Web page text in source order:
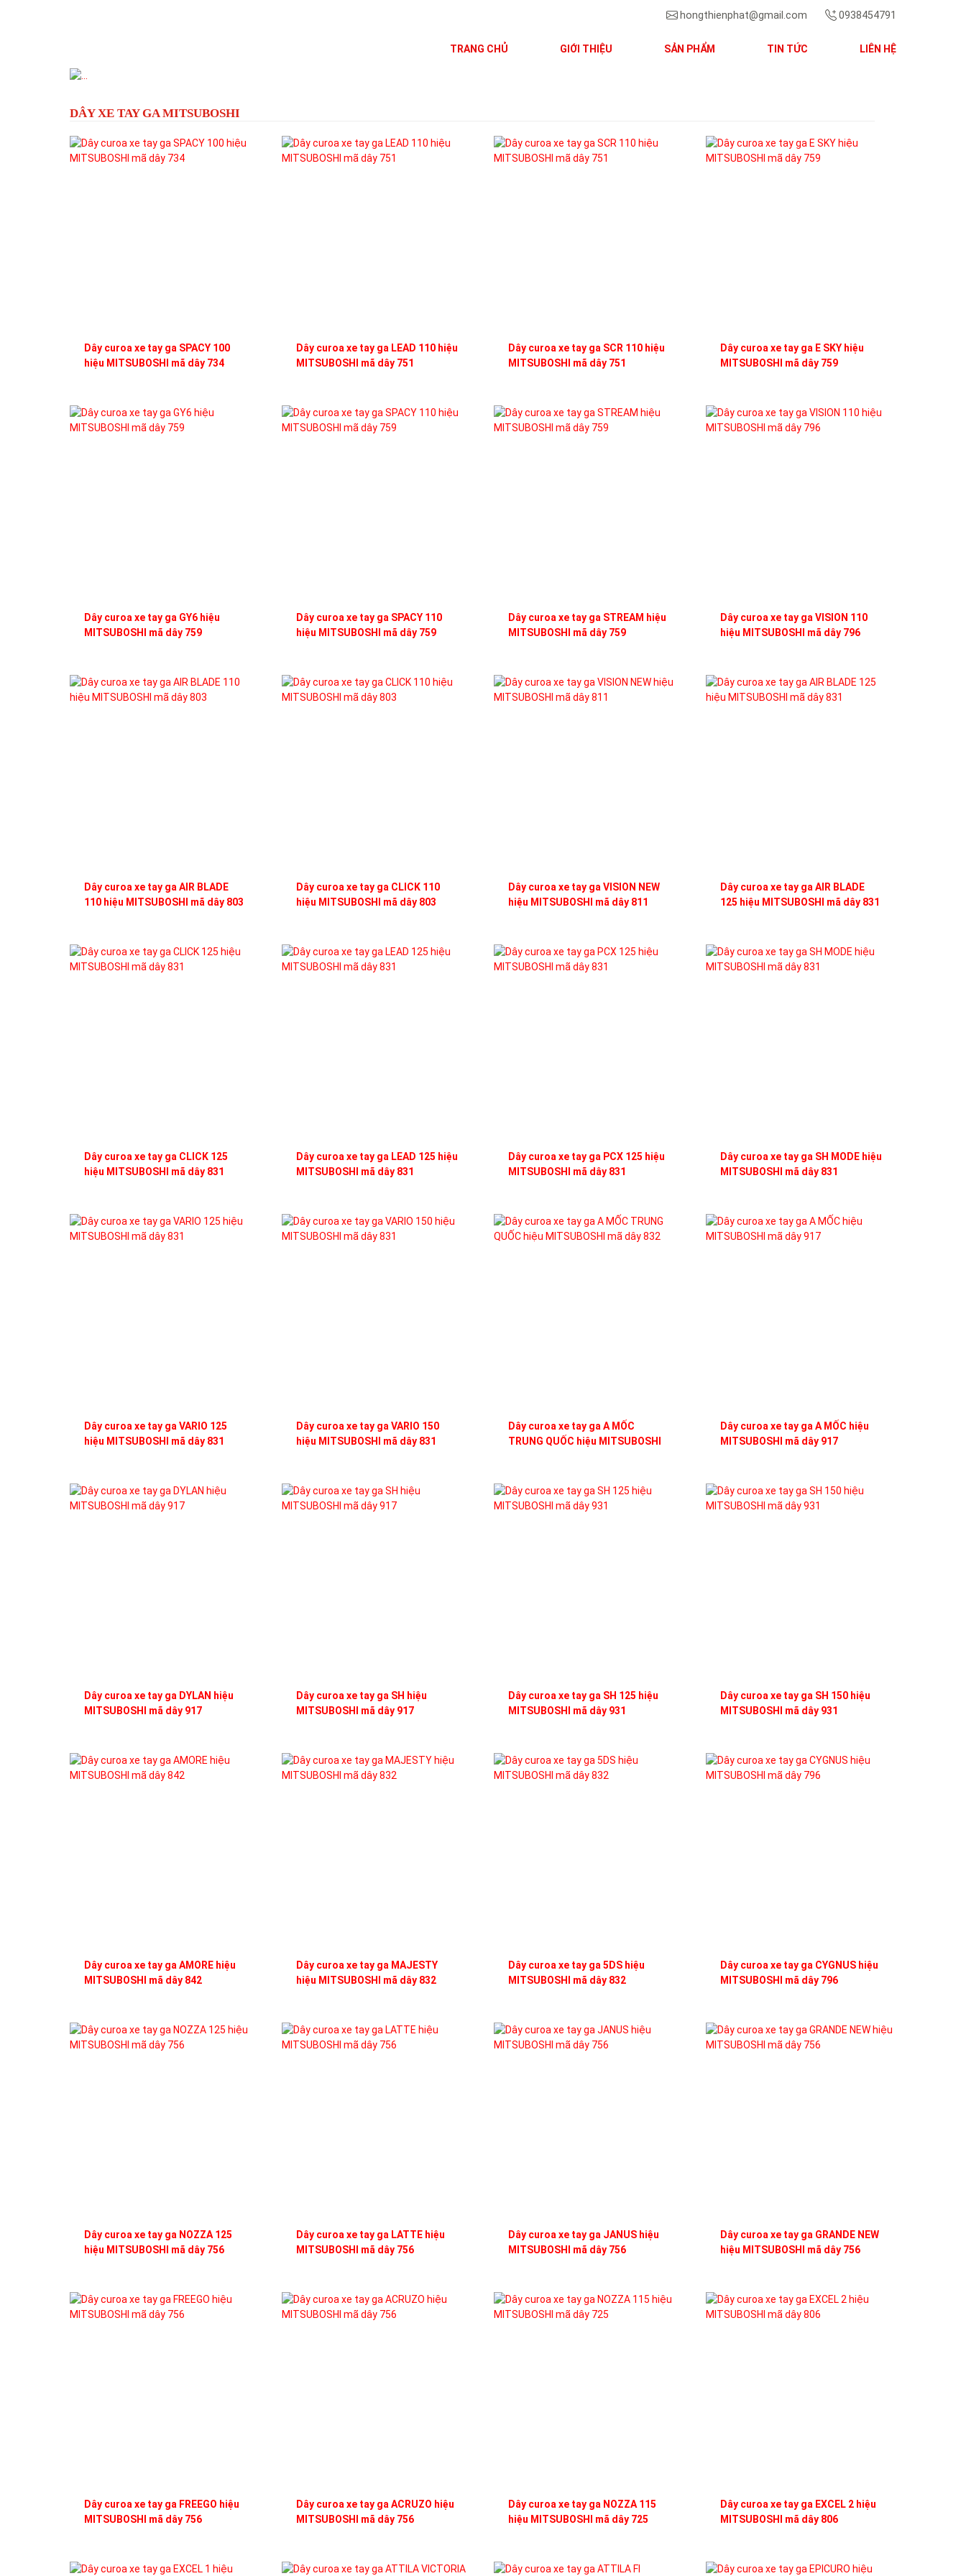
hongthienphat@gmail.com 0938454791
TRANG CHỦ GIỚI THIỆU SẢN PHẨM TIN TỨC LIÊN HỆ
DÂY XE TAY GA MITSUBOSHI
Dây curoa xe tay ga SPACY 100
hiệu MITSUBOSHI mã dây 734
Dây curoa xe tay ga LEAD 110 hiệu
MITSUBOSHI mã dây 751
Dây curoa xe tay ga SCR 110 hiệu
MITSUBOSHI mã dây 751
Dây curoa xe tay ga E SKY hiệu
MITSUBOSHI mã dây 759
Dây curoa xe tay ga GY6 hiệu
MITSUBOSHI mã dây 759
Dây curoa xe tay ga SPACY 110
hiệu MITSUBOSHI mã dây 759
Dây curoa xe tay ga STREAM hiệu
MITSUBOSHI mã dây 759
Dây curoa xe tay ga VISION 110
hiệu MITSUBOSHI mã dây 796
Dây curoa xe tay ga AIR BLADE
110 hiệu MITSUBOSHI mã dây 803
Dây curoa xe tay ga CLICK 110
hiệu MITSUBOSHI mã dây 803
Dây curoa xe tay ga VISION NEW
hiệu MITSUBOSHI mã dây 811
Dây curoa xe tay ga AIR BLADE
125 hiệu MITSUBOSHI mã dây 831
Dây curoa xe tay ga CLICK 125
hiệu MITSUBOSHI mã dây 831
Dây curoa xe tay ga LEAD 125 hiệu
MITSUBOSHI mã dây 831
Dây curoa xe tay ga PCX 125 hiệu
MITSUBOSHI mã dây 831
Dây curoa xe tay ga SH MODE hiệu
MITSUBOSHI mã dây 831
Dây curoa xe tay ga VARIO 125
hiệu MITSUBOSHI mã dây 831
Dây curoa xe tay ga VARIO 150
hiệu MITSUBOSHI mã dây 831
Dây curoa xe tay ga A MỐC
TRUNG QUỐC hiệu MITSUBOSHI
Dây curoa xe tay ga A MỐC hiệu
MITSUBOSHI mã dây 917
Dây curoa xe tay ga DYLAN hiệu
MITSUBOSHI mã dây 917
Dây curoa xe tay ga SH hiệu
MITSUBOSHI mã dây 917
Dây curoa xe tay ga SH 125 hiệu
MITSUBOSHI mã dây 931
Dây curoa xe tay ga SH 150 hiệu
MITSUBOSHI mã dây 931
Dây curoa xe tay ga AMORE hiệu
MITSUBOSHI mã dây 842
Dây curoa xe tay ga MAJESTY
hiệu MITSUBOSHI mã dây 832
Dây curoa xe tay ga 5DS hiệu
MITSUBOSHI mã dây 832
Dây curoa xe tay ga CYGNUS hiệu
MITSUBOSHI mã dây 796
Dây curoa xe tay ga NOZZA 125
hiệu MITSUBOSHI mã dây 756
Dây curoa xe tay ga LATTE hiệu
MITSUBOSHI mã dây 756
Dây curoa xe tay ga JANUS hiệu
MITSUBOSHI mã dây 756
Dây curoa xe tay ga GRANDE NEW
hiệu MITSUBOSHI mã dây 756
Dây curoa xe tay ga FREEGO hiệu
MITSUBOSHI mã dây 756
Dây curoa xe tay ga ACRUZO hiệu
MITSUBOSHI mã dây 756
Dây curoa xe tay ga NOZZA 115
hiệu MITSUBOSHI mã dây 725
Dây curoa xe tay ga EXCEL 2 hiệu
MITSUBOSHI mã dây 806